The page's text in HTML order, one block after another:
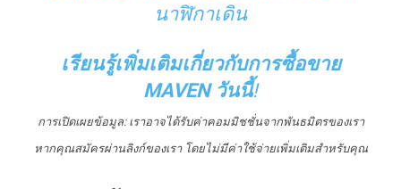
นาฬิกาเดิน
เรียนรู้เพิ่มเติมเกี่ยวกับการซื้อขาย
MAVEN วันนี้!
การเปิดเผยข้อมูล: เราอาจได้รับค่าคอมมิชชั่นจากพันธมิตรของเรา
หากคุณสมัครผ่านลิงก์ของเรา โดยไม่มีค่าใช้จ่ายเพิ่มเติมสำหรับคุณ